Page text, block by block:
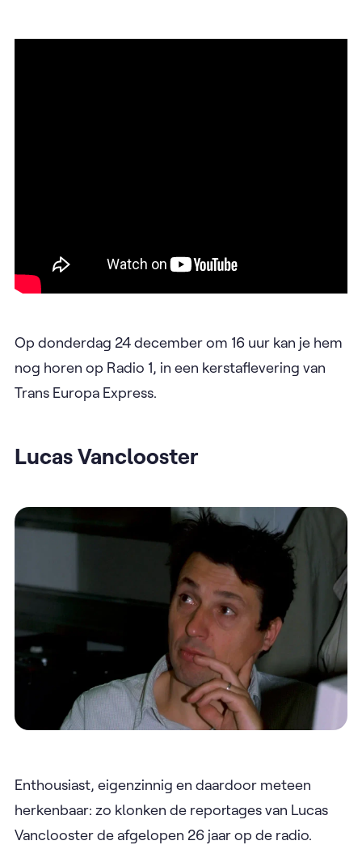
Op donderdag 24 december om 16 uur kan je hem
nog horen op Radio 1, in een kerstaflevering van
Trans Europa Express.
Lucas Vanclooster
Enthousiast, eigenzinnig en daardoor meteen
herkenbaar: zo klonken de reportages van Lucas
Vanclooster de afgelopen 26 jaar op de radio.